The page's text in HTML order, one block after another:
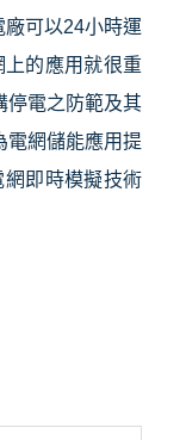
可以24小時運
的應用就很重
停電之防範及其
電網儲能應用提
網即時模擬技術